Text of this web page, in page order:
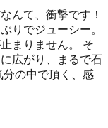
んて、衝撃です！
りでジューシー。
まりません。 そ
広がり、まるで石
の中で頂く、感